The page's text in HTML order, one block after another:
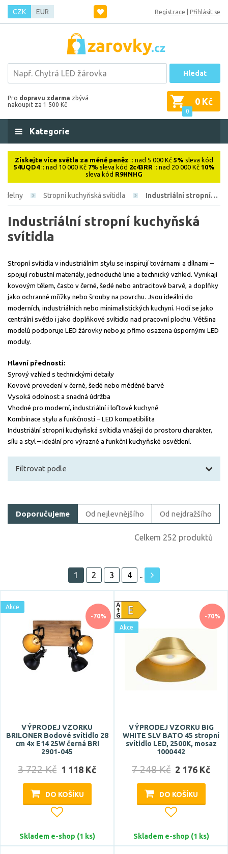
CZK EUR Registrace Přihlásit se
Hledat
Pro dopravu zdarma zbývá
nakoupit za 1 500 Kč
0
0 Kč
Kategorie
Získejte více světla za méně peněz :: nad 5 000 Kč 5% sleva kód
54UQD4:: nad 10 000 Kč 7% sleva kód 2c43RR :: nad 20 000 Kč 10%
sleva kód R9HNHG
jídelny Stropní kuchyňská svítidla Industriální stropní…
Industriální stropní kuchyňská
svítidla
Stropní svítidla v industriálním stylu se inspirují továrnami a dílnami –
spojují robustní materiály, jednoduché linie a technický vzhled. Vynikají
kovovým tělem, často v černé, šedé nebo antracitové barvě, a doplňky
jako ochranné mřížky nebo šrouby na povrchu. Jsou ideální do
moderních, industriálních nebo minimalistických kuchyní. Hodí se jako
centrální světlo i jako doplňkové svítidlo nad pracovní plochu. Většina
modelů podporuje LED žárovky nebo je přímo osazena úspornými LED
moduly.
Hlavní přednosti:
Syrový vzhled s technickými detaily
Kovové provedení v černé, šedé nebo měděné barvě
Vysoká odolnost a snadná údržba
Vhodné pro moderní, industriální i loftové kuchyně
Kombinace stylu a funkčnosti – LED kompatibilita
Industriální stropní kuchyňská svítidla vnášejí do prostoru charakter,
sílu a styl – ideální pro výrazné a funkční kuchyňské osvětlení.
Filtrovat podle
Cena
Skladem
Vystaveno na showroomu
ano
5 let
Azzardo
BRILONER
EGLO
Doporučujeme Od nejlevnějšího Od nejdražšího
Celkem 252 produktů
1 2 3 4 ..
-70%
Akce
VÝPRODEJ VZORKU
BRILONER Bodové svítidlo 28
cm 4x E14 25W černá BRI
2901-045
3 722 Kč 1 118 Kč
DO KOŠÍKU
Skladem e-shop (1 ks)
-70%
Akce
VÝPRODEJ VZORKU BIG
WHITE SLV BATO 45 stropní
svítidlo LED, 2500K, mosaz
1000442
7 248 Kč 2 176 Kč
DO KOŠÍKU
Skladem e-shop (1 ks)